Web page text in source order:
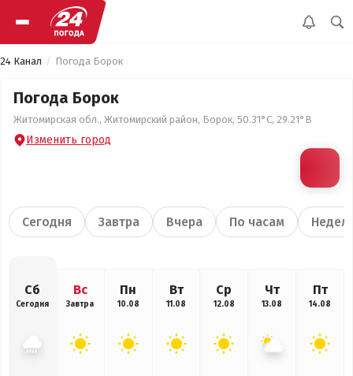
24 Канал Погода Борок
Погода Борок
Житомирская обл., Житомирский район, Борок, 50.31°С, 29.21°В
Изменить город
Сегодня Завтра Вчера По часам
Сб
Сегодня
Вс
Завтра
Пн
10.08
Вт
11.08
Ср
12.08
Чт
13.08
Пт
14.08